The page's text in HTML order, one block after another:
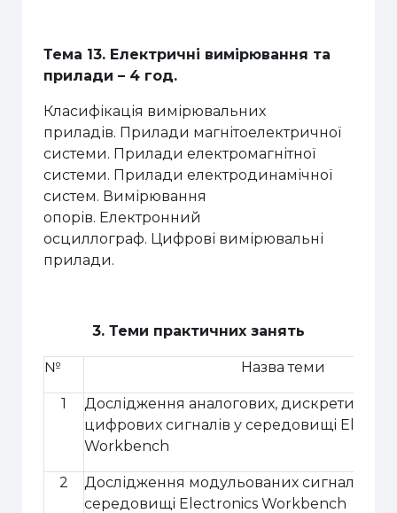
Тема 13. Електричні вимірювання та
прилади – 4 год.
Класифікація вимірювальних
приладів. Прилади магнітоелектричної
системи. Прилади електромагнітної
системи. Прилади електродинамічної
систем. Вимірювання
опорів. Електронний
осциллограф. Цифрові вимірювальні
прилади.
3. Теми практичних занять
№ Назва теми
1
Дослідження аналогових,
цифрових сигналів у середовищі
Workbench
2
Дослідження модульованих сигналів у
середовищі Electronics Workbench